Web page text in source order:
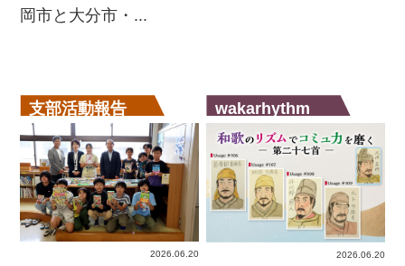
岡市と大分市・...
支部活動報告
2026.06.20
wakarhythm
2026.06.20